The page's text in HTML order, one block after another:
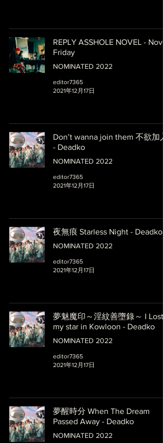
REPLY ASSHOLE NOVEL -
Friday
NOMINATED 2022
editor7365
2021年12月17日
Don’t wanna join them 不欲加
- Deadko
NOMINATED 2022
editor7365
2021年12月17日
夜無痕 Starless Night - Deadko
NOMINATED 2022
editor7365
2021年12月17日
夢魅魔印～淫紋善墮錄～ I Lost
my star in Kowloon - Deadko
NOMINATED 2022
editor7365
2021年12月17日
夢醒時分 When The Dream
Passed Away - Deadko
NOMINATED 2022